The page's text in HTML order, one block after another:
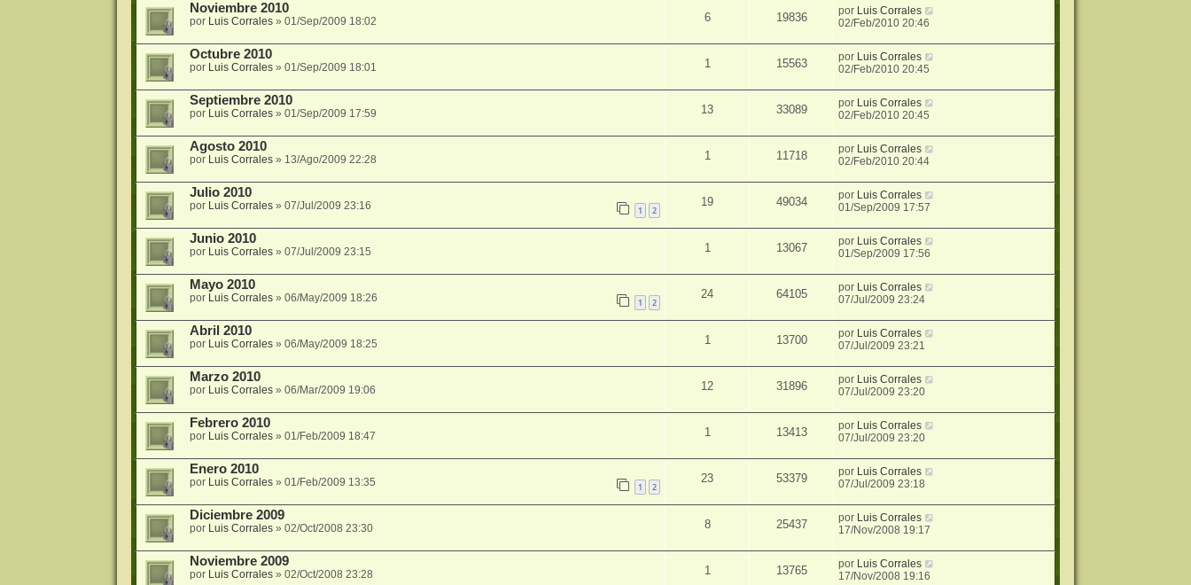
Noviembre 2010
por Luis Corrales» 01/Sep/2009 18:02 6 19836 por Luis Corrales
02/Feb/2010 20:46
Octubre 2010
por Luis Corrales» 01/Sep/2009 18:01 1 15563 por Luis Corrales
02/Feb/2010 20:45
Septiembre 2010
por Luis Corrales» 01/Sep/2009 17:59 13 33089 por Luis Corrales
02/Feb/2010 20:45
Agosto 2010
por Luis Corrales» 13/Ago/2009 22:28 1 11718 por Luis Corrales
02/Feb/2010 20:44
Julio 2010
por Luis Corrales» 07/Jul/2009 23:16 1 2
19 49034 por Luis Corrales
01/Sep/2009 17:57
Junio 2010
por Luis Corrales» 07/Jul/2009 23:15 1 13067 por Luis Corrales
01/Sep/2009 17:56
Mayo 2010
por Luis Corrales» 06/May/2009 18:26 1 2
24 64105 por Luis Corrales
07/Jul/2009 23:24
Abril 2010
por Luis Corrales» 06/May/2009 18:25 1 13700 por Luis Corrales
07/Jul/2009 23:21
Marzo 2010
por Luis Corrales» 06/Mar/2009 19:06 12 31896 por Luis Corrales
07/Jul/2009 23:20
Febrero 2010
por Luis Corrales» 01/Feb/2009 18:47 1 13413 por Luis Corrales
07/Jul/2009 23:20
Enero 2010
por Luis Corrales» 01/Feb/2009 13:35 1 2
23 53379 por Luis Corrales
07/Jul/2009 23:18
Diciembre 2009
por Luis Corrales» 02/Oct/2008 23:30 8 25437 por Luis Corrales
17/Nov/2008 19:17
Noviembre 2009
por Luis Corrales» 02/Oct/2008 23:28 1 13765 por Luis Corrales
17/Nov/2008 19:16